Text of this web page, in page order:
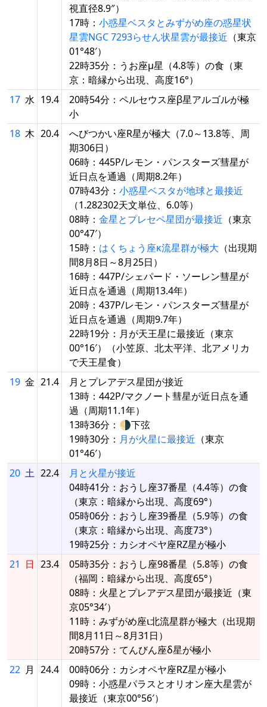
視直径8.9″）
17時： 小惑星ベスタとみずがめ座の惑星状
星雲NGC 7293らせん状星雲が最接近 （東京
01°48′）
22時35分：うお座μ星（4.8等）の食（東
京：暗縁から出現、高度16°）
17 水 19.4
20時54分：ペルセウス座β星アルゴルが極
小
18 木 20.4
へびつかい座R星が極大（7.0～13.8等、周
期306日）
06時：445P/レモン・パンスターズ彗星が
近日点を通過（周期8.2年）
07時43分： 小惑星ベスタが地球と最接近
（1.282302天文単位、6.0等）
08時： 金星とプレセペ星団が最接近 （東京
00°47′）
15時： はくちょう座κ流星群が極大 （出現期
間8月8日～8月25日）
16時：447P/シェパード・ソーレン彗星が
近日点を通過（周期13.4年）
20時：437P/レモン・パンスターズ彗星が
近日点を通過（周期9.7年）
22時19分：月が天王星に最接近（東京
00°16′）（小笠原、北太平洋、北アメリカ
で天王星食）
19 金 21.4
月とプレアデス星団が接近
13時：442P/マクノート彗星が近日点を通
過（周期11.1年）
13時36分：🌗下弦
19時30分： 月が火星に最接近 （東京
01°46′）
20 土 22.4
月と火星が接近
04時41分：おうし座37番星（4.4等）の食
（東京：暗縁から出現、高度69°）
05時06分：おうし座39番星（5.9等）の食
（東京：暗縁から出現、高度73°）
19時25分：カシオペヤ座RZ星が極小
21 日 23.4
05時35分：おうし座98番星（5.8等）の食
（福岡：暗縁から出現、高度65°）
08時：火星とプレアデス星団が最接近（東
京05°34′）
11時：みずがめ座ι北流星群が極大（出現期
間8月11日～8月31日）
20時57分：てんびん座δ星が極小
22 月 24.4
00時06分：カシオペヤ座RZ星が極小
09時：小惑星パラスとオリオン座大星雲が
最接近（東京00°56′）